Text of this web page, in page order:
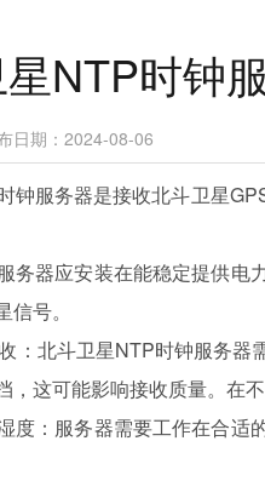
NTP时钟
日期：2024-08-06
钟服务器是接收北斗卫星
务器应安装在能稳定提供
号。
：北斗卫星NTP时钟服务
，这可能影响接收质量。在
度：服务器需要工作在合适